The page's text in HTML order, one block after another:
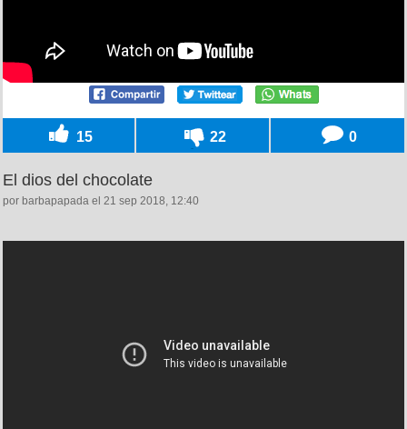
15 22 0
El dios del chocolate
por barbapapada el 21 sep 2018, 12:40